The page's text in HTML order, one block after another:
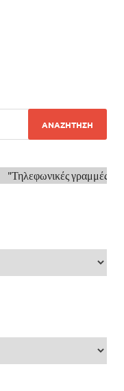
"Τηλεφωνικές γραμμές